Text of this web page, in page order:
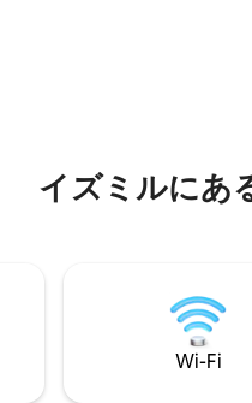
）🧑‍🍳 * 森
イズミルにあ
Wi-Fi